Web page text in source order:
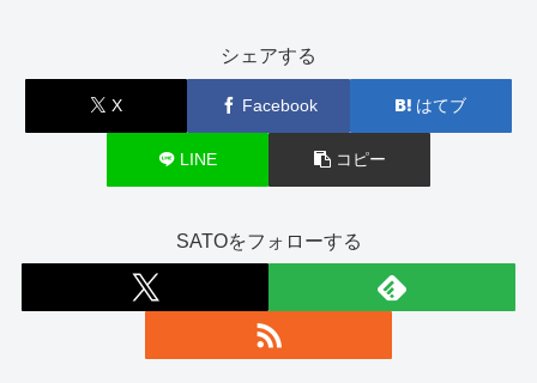
シェアする
X Facebook はてブ
LINE コピー
SATOをフォローする